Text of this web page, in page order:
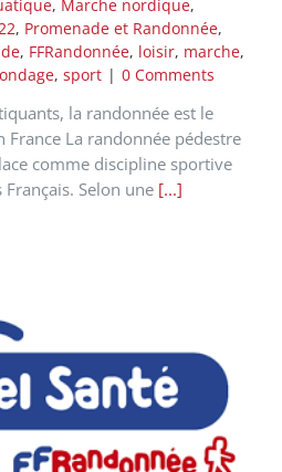
, Marche nordique,
, Promenade et Randonnée,
, FFRandonnée, loisir, marche,
, sport | 0 Comments
la randonnée est le
La randonnée pédestre
comme discipline sportive
Selon une [...]